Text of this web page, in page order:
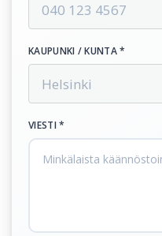
KAUPUNKI / KUNTA *
VIESTI *